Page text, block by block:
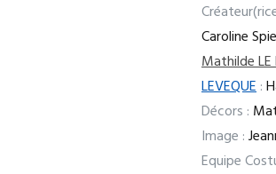
Caroline
Mathilde LE
LEVEQUE:
Décors :
Image :
Equipe